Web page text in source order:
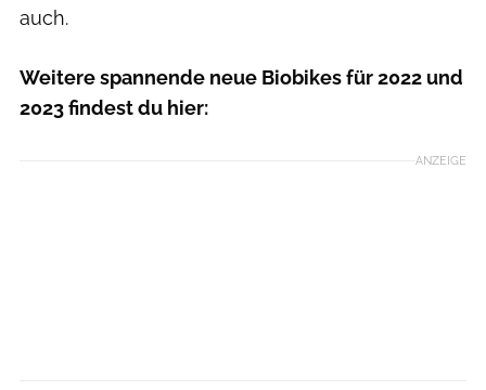
auch.
Weitere spannende neue Biobikes für 2022 und
2023 findest du hier:
ANZEIGE